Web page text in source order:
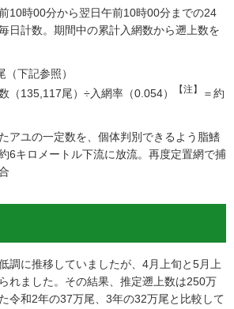
10時00分から翌日午前10時00分までの24
日計数。期間中の累計入網数から遡上数を
下記参照）
（135,117尾）÷入網率（0.054）
【注】
＝約
アユの一定数を、個体判別できるよう脂鰭
6キロメートル下流に放流。再度定置網で捕
調に推移していましたが、4月上旬と5月上
れました。その結果、推定遡上数は250万
令和2年の37万尾、3年の32万尾と比較して